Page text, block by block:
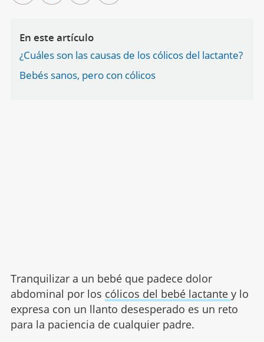
En este artículo
¿Cuáles son las causas de los cólicos del lactante?
Bebés sanos, pero con cólicos
Tranquilizar a un bebé que padece dolor
abdominal por los cólicos del bebé lactante y lo
expresa con un llanto desesperado es un reto
para la paciencia de cualquier padre.